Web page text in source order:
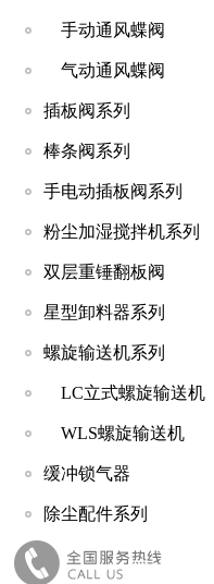
手动通风蝶阀
气动通风蝶阀
插板阀系列
棒条阀系列
手电动插板阀系列
粉尘加湿搅拌机系列
双层重锤翻板阀
星型卸料器系列
螺旋输送机系列
LC立式螺旋输送机
WLS螺旋输送机
缓冲锁气器
除尘配件系列